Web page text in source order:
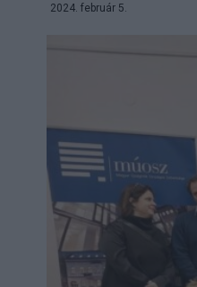
2024. február 5.